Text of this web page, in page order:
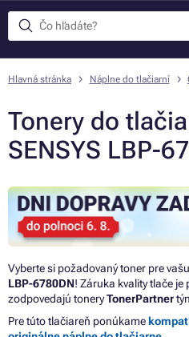
Hlavná stránka Náplne do tlačiarní
Tonery do
SENSYS LBP-
Vyberte si požadovaný toner pre
LBP-6780DN! Záruka kvality tlače
zodpovedajú toneryTonerPartner
Pre túto tlačiareň ponúkame